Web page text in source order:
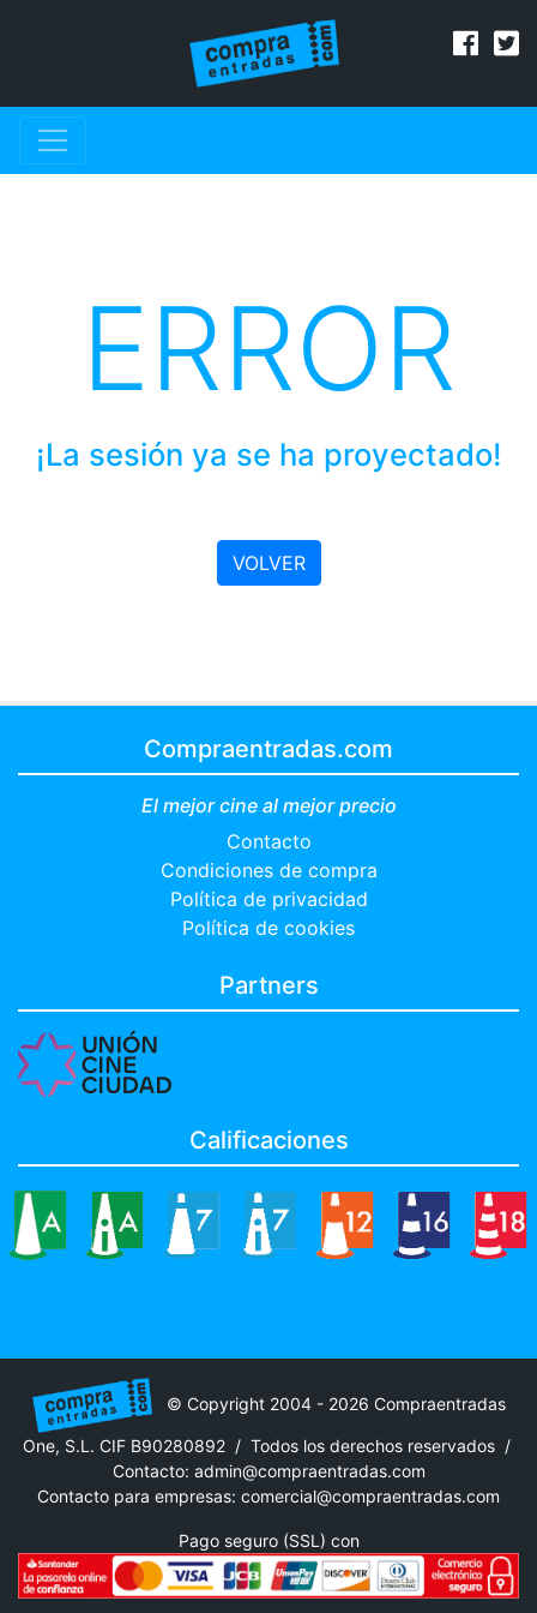
ERROR
¡La sesión ya se ha proyectado!
VOLVER
Compraentradas.com
El mejor cine al mejor precio
Contacto
Condiciones de compra
Política de privacidad
Política de cookies
Partners
Calificaciones
© Copyright 2004 - 2026 Compraentradas
One, S.L. CIF B90280892 / Todos los derechos reservados /
Contacto: admin@compraentradas.com
Contacto para empresas: comercial@compraentradas.com
Pago seguro (SSL) con